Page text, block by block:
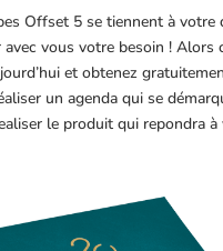
Offset 5 se tiennent à
avec vous votre besoin ! Alors
et obtenez
un agenda qui se
le produit qui repondra